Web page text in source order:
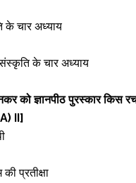
चार अध्याय
के चार अध्याय
को ज्ञानपीठ पुरस्कार किस
II]
प्रतीक्षा